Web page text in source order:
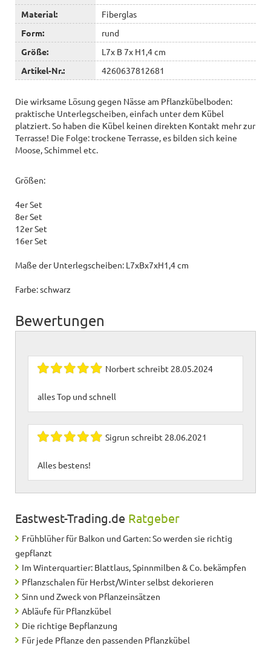
Material:
Fiberglas
Form:
rund
Größe:
L7x B 7x H1,4 cm
Artikel-Nr.:
4260637812681
Die wirksame Lösung gegen Nässe am Pflanzkübelboden:
praktische Unterlegscheiben, einfach unter dem Kübel
platziert. So haben die Kübel keinen direkten Kontakt mehr zur
Terrasse! Die Folge: trockene Terrasse, es bilden sich keine
Moose, Schimmel etc.
Größen:
4er Set
8er Set
12er Set
16er Set
Maße der Unterlegscheiben: L7xBx7xH1,4 cm
Farbe: schwarz
Bewertungen
Norbert schreibt 28.05.2024
alles Top und schnell
Sigrun schreibt 28.06.2021
Alles bestens!
Eastwest-Trading.de Ratgeber
Frühblüher für Balkon und Garten: So werden sie richtig
gepflanzt
Im Winterquartier: Blattlaus, Spinnmilben & Co. bekämpfen
Pflanzschalen für Herbst/Winter selbst dekorieren
Sinn und Zweck von Pflanzeinsätzen
Abläufe für Pflanzkübel
Die richtige Bepflanzung
Für jede Pflanze den passenden Pflanzkübel